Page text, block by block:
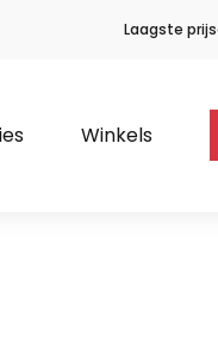
Laagste
Winkels